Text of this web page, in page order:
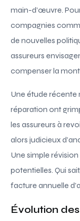
main-d’œuvre.
compagnies
de nouvelles
assureurs
compenser la
Une étude récente
réparation ont
les assureurs à
alors judicieux
Une simple
potentielles. Qui
facture annuelle
Évolution